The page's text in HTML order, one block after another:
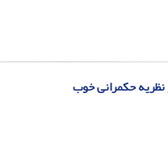
حکمرانی خوب